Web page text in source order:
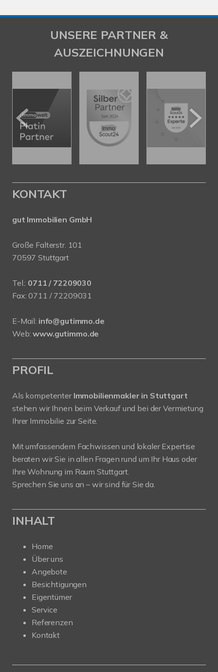
UNSERE PARTNER &
AUSZEICHNUNGEN
KONTAKT
gut Immobilien GmbH
Große Falterstr. 101
70597 Stuttgart
Tel.: 0711 / 72209030
Fax: 0711 / 72209031
E-Mail: info@gutimmo.de
Web:www.gutimmo.de
PROFIL
Als kompetenter Immobilienmakler in Stuttgart
stehen wir Ihnen beim Verkauf und bei der Vermietung
Ihrer Immobilie zur Seite.
Mit umfassendem Fachwissen und lokaler Expertise
beraten wir Sie in allen Fragen rund um Ihr Haus oder
Ihre Wohnung im Raum Stuttgart.
Sprechen Sie uns an – wir sind für Sie da.
INHALT
Home
Über uns
Angebote
Besichtigungen
Eigentümer
Service
Referenzen
Kontakt